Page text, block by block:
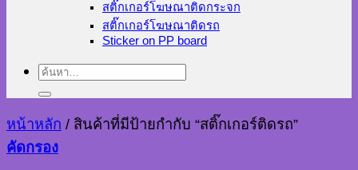
สติ๊กเกอร์โฆษณาติดกระจก
สติ๊กเกอร์โฆษณาติดรถ
Sticker on PP board
ค้นหา:
หน้าหลัก / สินค้าที่มีป้ายกำกับ “สติ๊กเกอร์ติดรถ”
คัดกรอง